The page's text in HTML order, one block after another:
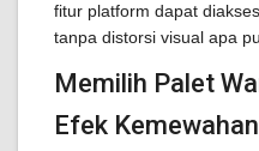
fitur platform dapat
tanpa distorsi visual apa
Memilih Palet
Efek